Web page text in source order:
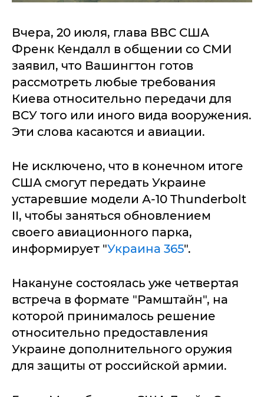
Вчера, 20 июля, глава ВВС США
Френк Кендалл в общении со СМИ
заявил, что Вашингтон готов
рассмотреть любые требования
Киева относительно передачи для
ВСУ того или иного вида вооружения.
Эти слова касаются и авиации.
Не исключено, что в конечном итоге
США смогут передать Украине
устаревшие модели А-10 Thunderbolt
II, чтобы заняться обновлением
своего авиационного парка,
информирует "Украина 365".
Накануне состоялась уже четвертая
встреча в формате "Рамштайн", на
которой принималось решение
относительно предоставления
Украине дополнительного оружия
для защиты от российской армии.